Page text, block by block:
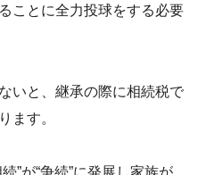
ことに全力投球をする必要
いと、継承の際に相続税で
ます。